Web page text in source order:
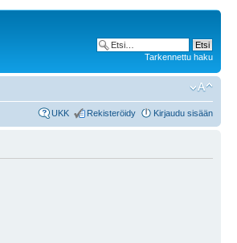
Tarkennettu haku
UKK Rekisteröidy Kirjaudu sisään